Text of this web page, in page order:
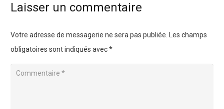
Laisser un commentaire
Votre adresse de messagerie ne sera pas publiée.
Les champs
obligatoires sont indiqués avec*